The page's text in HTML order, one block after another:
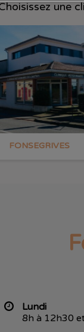
une
FONSEGRIVES
Lundi
8h à 12h30